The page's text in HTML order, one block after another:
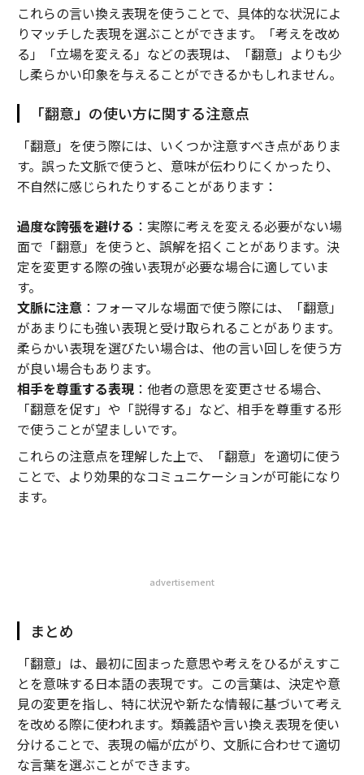
これらの言い換え表現を使うことで、具体的な状況によ
りマッチした表現を選ぶことができます。「考えを改め
る」「立場を変える」などの表現は、「翻意」よりも少
し柔らかい印象を与えることができるかもしれません。
「翻意」の使い方に関する注意点
「翻意」を使う際には、いくつか注意すべき点がありま
す。誤った文脈で使うと、意味が伝わりにくかったり、
不自然に感じられたりすることがあります：
過度な誇張を避ける ：実際に考えを変える必要がない場
面で「翻意」を使うと、誤解を招くことがあります。決
定を変更する際の強い表現が必要な場合に適していま
す。
文脈に注意：フォーマルな場面で使う際には、「翻意」
があまりにも強い表現と受け取られることがあります。
柔らかい表現を選びたい場合は、他の言い回しを使う方
が良い場合もあります。
相手を尊重する表現：他者の意思を変更させる場合、
「翻意を促す」や「説得する」など、相手を尊重する形
で使うことが望ましいです。
これらの注意点を理解した上で、「翻意」を適切に使う
ことで、より効果的なコミュニケーションが可能になり
ます。
advertisement
まとめ
「翻意」は、最初に固まった意思や考えをひるがえすこ
とを意味する日本語の表現です。この言葉は、決定や意
見の変更を指し、特に状況や新たな情報に基づいて考え
を改める際に使われます。類義語や言い換え表現を使い
分けることで、表現の幅が広がり、文脈に合わせて適切
な言葉を選ぶことができます。